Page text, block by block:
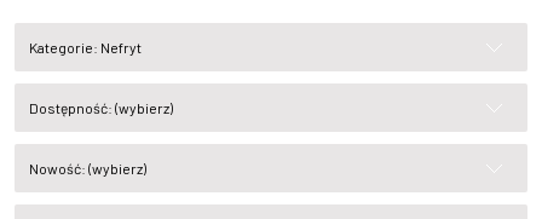
Kategorie: Nefryt
Dostępność: (wybierz)
Nowość: (wybierz)